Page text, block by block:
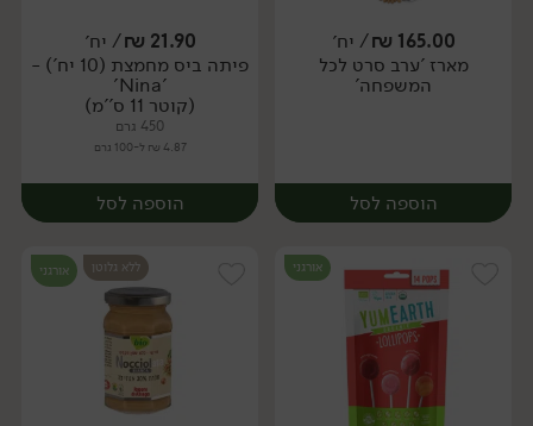
יח׳ יח׳
165.00
₪/ יח׳
מארז 'ערב סרט לכל
המשפחה'
הוספה לסל
21.90
₪/ יח׳
פיתה ביס מחמצת (10 יח') -
'Nina'
(קוטר 11 ס''מ)
450 גרם
4.87 ₪ ל-100 גרם
הוספה לסל
אורגני ללא גלוטן אורגני